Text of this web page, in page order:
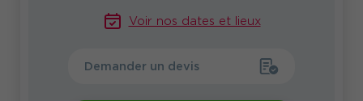
Voir nos dates et lieux
Demander un devis